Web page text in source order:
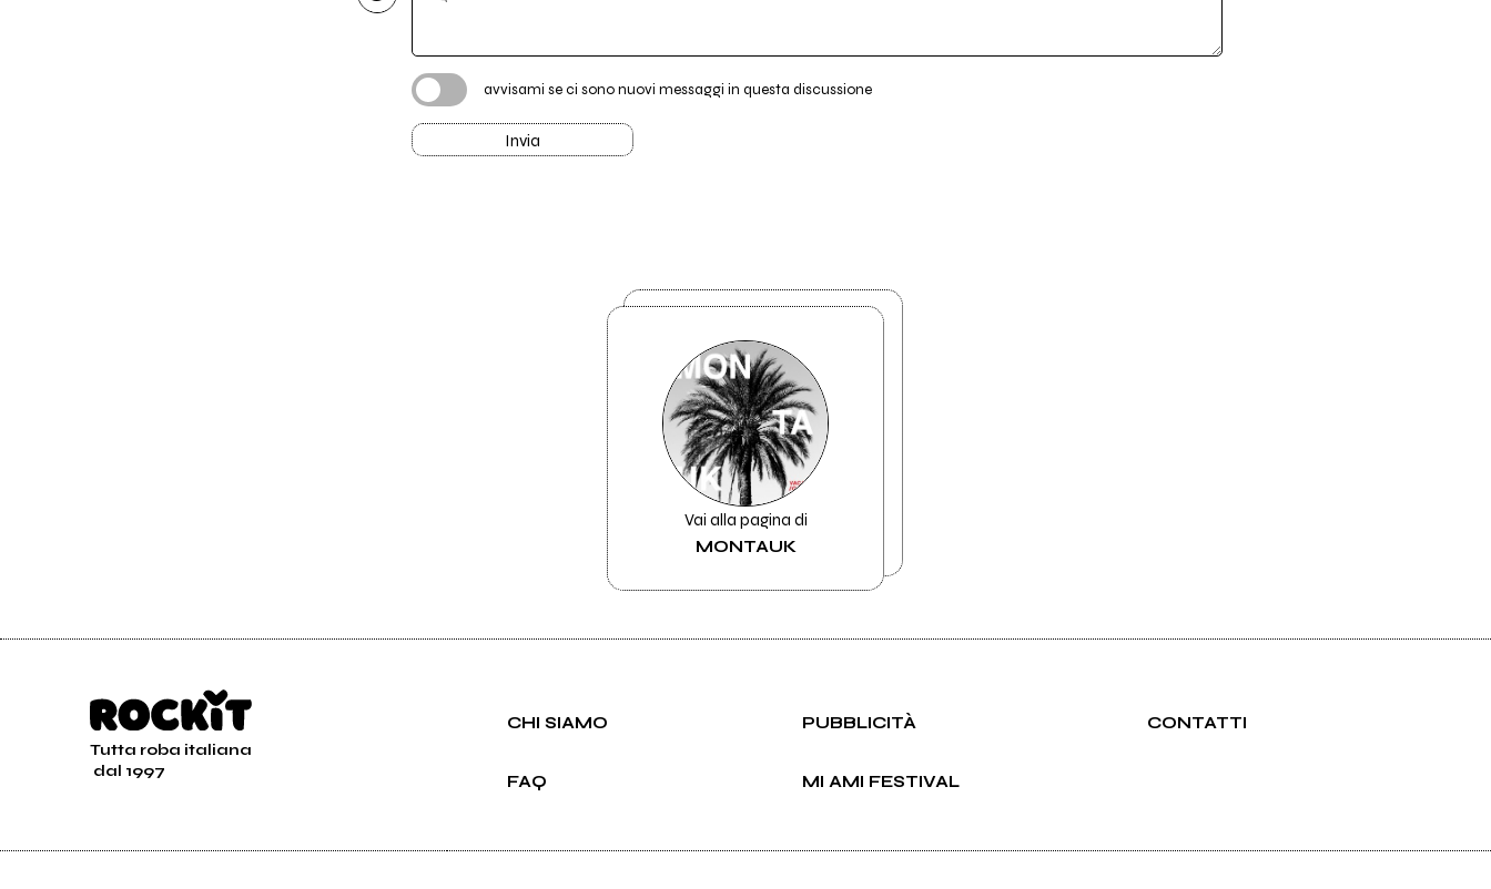
avvisami se ci sono nuovi messaggi in questa discussione
Invia
Vai alla pagina di
MONTAUK
Tutta roba italiana
dal 1997
CHI SIAMO PUBBLICITÀ CONTATTI
FAQ MI AMI FESTIVAL